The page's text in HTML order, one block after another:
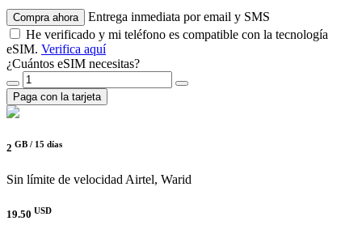
Compra ahora
Entrega inmediata por email y SMS
He verificado y mi teléfono es compatible con la tecnología
eSIM. Verifica aquí
¿Cuántos eSIM necesitas?
Paga con la tarjeta
2 GB / 15 días
Sin límite de velocidadAirtel, Warid
19.50 USD